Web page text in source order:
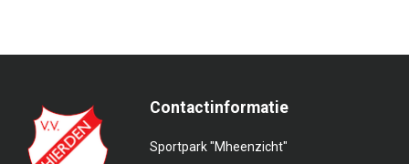
Contactinformatie
Sportpark "Mheenzicht"